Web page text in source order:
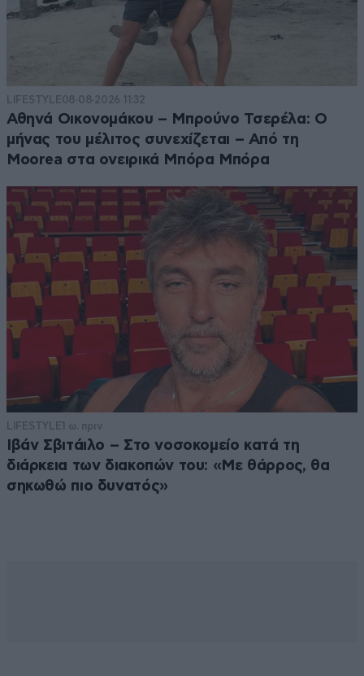
LIFESTYLE08·08·2026 11:32
Αθηνά Οικονομάκου – Μπρούνο Τσερέλα: Ο
μήνας του μέλιτος συνεχίζεται – Από τη
Moorea στα ονειρικά Μπόρα Μπόρα
LIFESTYLE1 ω. πριν
Ιβάν Σβιτάιλο – Στο νοσοκομείο κατά τη
διάρκεια των διακοπών του: «Με θάρρος, θα
σηκωθώ πιο δυνατός»